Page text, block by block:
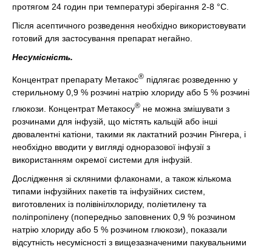
протягом 24 годин при температурі зберігання 2-8 °С.
Після асептичного розведення необхідно використовувати
готовий для застосування препарат негайно.
Несумісність.
Концентрат препарату Метакос® підлягає розведенню у
стерильному 0,9 % розчині натрію хлориду або 5 % розчині
глюкози. Концентрат Метакосу® не можна змішувати з
розчинами для інфузій, що містять кальцій або інші
двовалентні катіони, такими як лактатний розчин Рінгера, і
необхідно вводити у вигляді одноразової інфузії з
використанням окремої системи для інфузій.
Дослідження зі скляними флаконами, а також кількома
типами інфузійних пакетів та інфузійних систем,
виготовлених із полівінілхлориду, поліетилену та
поліпропілену (попередньо заповнених 0,9 % розчином
натрію хлориду або 5 % розчином глюкози), показали
відсутність несумісності з вищезазначеними пакувальними